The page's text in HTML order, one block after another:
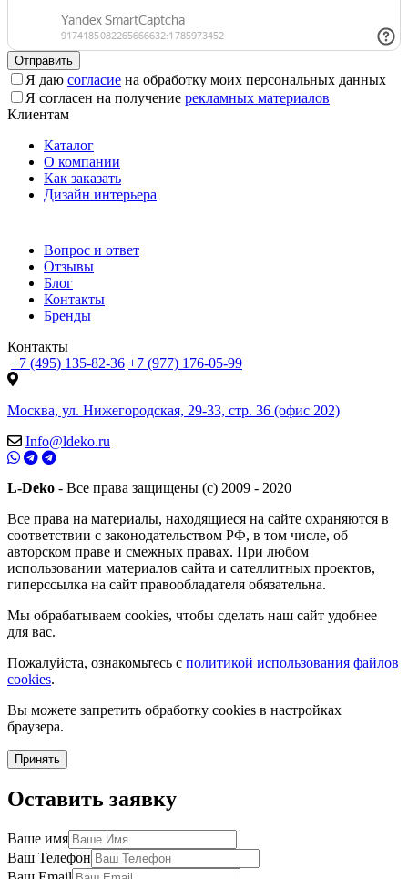
Отправить
Я даю согласие на обработку моих персональных данных
Я согласен на получение рекламных материалов
Клиентам
Каталог
О компании
Как заказать
Дизайн интерьера
Вопрос и ответ
Отзывы
Блог
Контакты
Бренды
Контакты
+7 (495) 135-82-36 +7 (977) 176-05-99
Москва, ул. Нижегородская, 29-33, стр. 36 (офис 202)
Info@ldeko.ru
L-Deko - Все права защищены (c) 2009 - 2020
Все права на материалы, находящиеся на сайте охраняются в
соответствии с законодательством РФ, в том числе, об
авторском праве и смежных правах. При любом
использовании материалов сайта и сателлитных проектов,
гиперссылка на сайт правообладателя обязательна.
Мы обрабатываем cookies, чтобы сделать наш сайт удобнее
для вас.
Пожалуйста, ознакомьтесь с политикой использования файлов
cookies.
Вы можете запретить обработку cookies в настройках
браузера.
Принять
Оставить заявку
Ваше имя
Ваш Телефон